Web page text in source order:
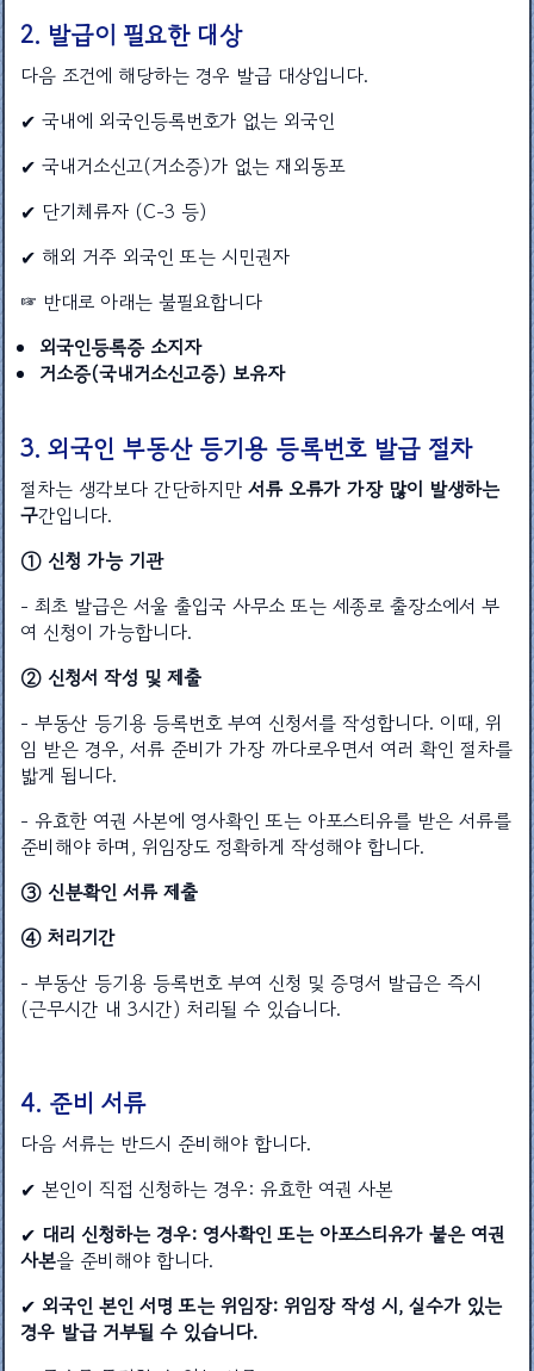
2. 발급이 필요한 대상
다음 조건에 해당하는 경우 발급 대상입니다.
✔ 국내에 외국인등록번호가 없는 외국인
✔ 국내거소신고(거소증)가 없는 재외동포
✔ 단기체류자 (C-3 등)
✔ 해외 거주 외국인 또는 시민권자
☞ 반대로 아래는 불필요합니다
외국인등록증 소지자
거소증(국내거소신고증) 보유자
3. 외국인 부동산 등기용 등록번호 발급 절차
절차는 생각보다 간단하지만서류 오류가 가장 많이 발생하는
구간입니다.
① 신청 가능 기관
- 최초 발급은 서울 출입국 사무소 또는 세종로 출장소에서 부
여 신청이 가능합니다.
② 신청서 작성 및 제출
- 부동산 등기용 등록번호 부여 신청서를 작성합니다. 이때, 위
임 받은 경우, 서류 준비가 가장 까다로우면서 여러 확인 절차를
밟게 됩니다.
- 유효한 여권 사본에 영사확인 또는 아포스티유를 받은 서류를
준비해야 하며, 위임장도 정확하게 작성해야 합니다.
③ 신분확인 서류 제출
④ 처리기간
- 부동산 등기용 등록번호 부여 신청 및 증명서 발급은 즉시
(근무시간 내 3시간) 처리될 수 있습니다.
4. 준비 서류
다음 서류는 반드시 준비해야 합니다.
✔ 본인이 직접 신청하는 경우: 유효한 여권 사본
✔ 대리 신청하는 경우: 영사확인 또는 아포스티유가 붙은 여권
사본을 준비해야 합니다.
✔ 외국인 본인 서명 또는 위임장: 위임장 작성 시, 실수가 있는
경우 발급 거부될 수 있습니다.